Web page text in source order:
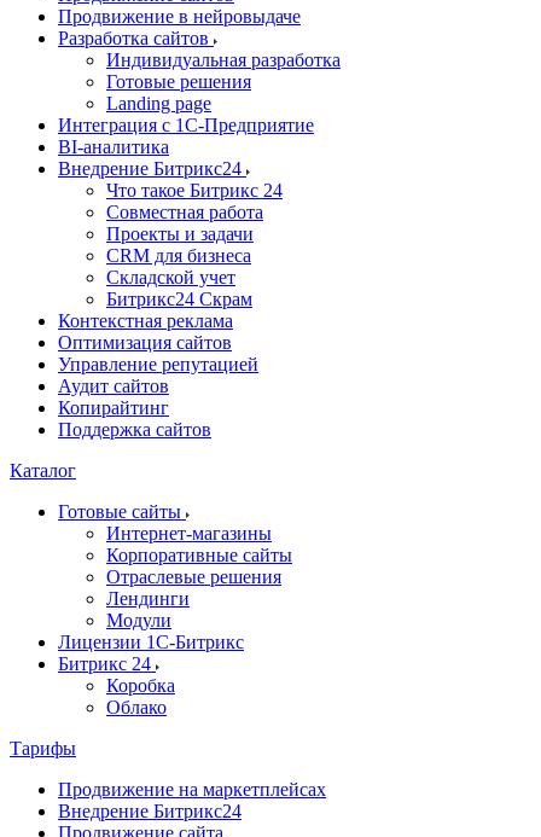
Продвижение в нейровыдаче
Разработка сайтов
Индивидуальная разработка
Готовые решения
Landing page
Интеграция с 1С-Предприятие
BI-аналитика
Внедрение Битрикс24
Что такое Битрикс 24
Совместная работа
Проекты и задачи
СRМ для бизнеса
Складской учет
Битрикс24 Скрам
Контекстная реклама
Оптимизация сайтов
Управление репутацией
Аудит сайтов
Копирайтинг
Поддержка сайтов
Каталог
Готовые сайты
Интернет-магазины
Корпоративные сайты
Отраслевые решения
Лендинги
Модули
Лицензии 1С-Битрикс
Битрикс 24
Коробка
Облако
Тарифы
Продвижение на маркетплейсах
Внедрение Битрикс24
Продвижение сайта